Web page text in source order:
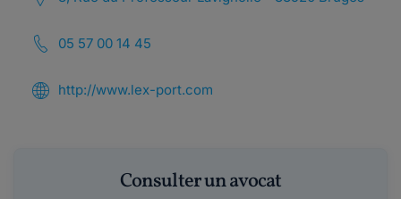
05 57 00 14 45
http://www.lex-port.com
Consulter un avocat